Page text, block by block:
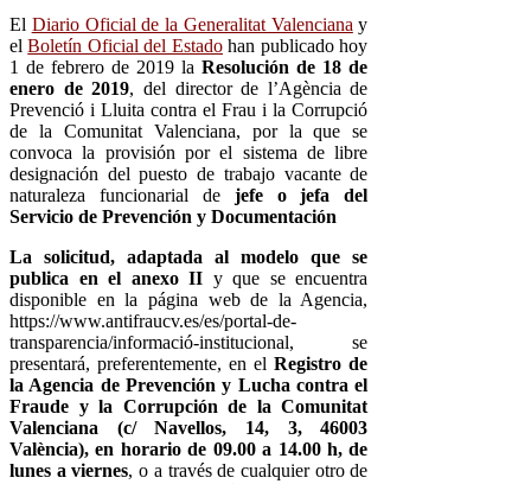
El Diario Oficial de la Generalitat Valenciana y
elBoletín Oficial del Estadohan publicado hoy
1 de febrero de 2019 laResolución de 18 de
enero de 2019, del director de l’Agència de
Prevenció i Lluita contra el Frau i la Corrupció
de la Comunitat Valenciana, por la que se
convoca la provisión por el sistema de libre
designación del puesto de trabajo vacante de
naturaleza funcionarial dejefe o jefa del
Servicio de Prevención y Documentación
La solicitud, adaptada al modelo que se
publica en el anexo II y que se encuentra
disponible en la página web de la Agencia,
https://www.antifraucv.es/es/portal-de-
transparencia/informació-institucional, se
presentará, preferentemente, en elRegistro de
la Agencia de Prevención y Lucha contra el
Fraude y la Corrupción de la Comunitat
Valenciana (c/ Navellos, 14, 3, 46003
València), en horario de 09.00 a 14.00 h, de
lunes a viernes, o a través de cualquier otro de